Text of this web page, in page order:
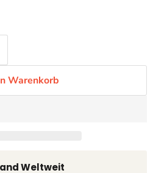
Warenkorb
Weltweit